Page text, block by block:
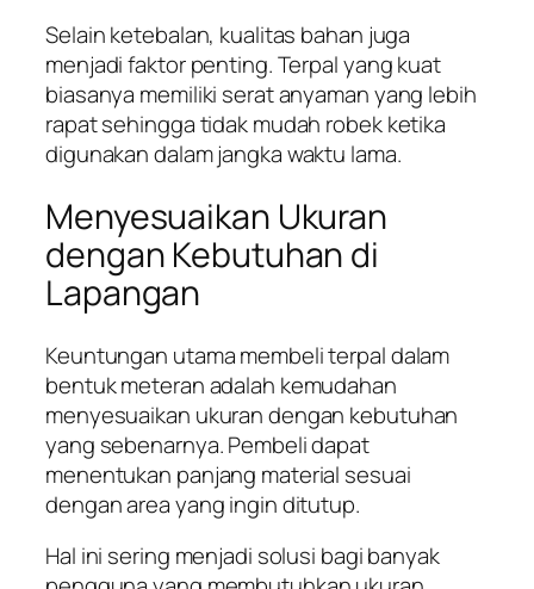
Selain ketebalan, kualitas bahan juga
menjadi faktor penting. Terpal yang kuat
biasanya memiliki serat anyaman yang lebih
rapat sehingga tidak mudah robek ketika
digunakan dalam jangka waktu lama.
Menyesuaikan Ukuran
dengan Kebutuhan di
Lapangan
Keuntungan utama membeli terpal dalam
bentuk meteran adalah kemudahan
menyesuaikan ukuran dengan kebutuhan
yang sebenarnya. Pembeli dapat
menentukan panjang material sesuai
dengan area yang ingin ditutup.
Hal ini sering menjadi solusi bagi banyak